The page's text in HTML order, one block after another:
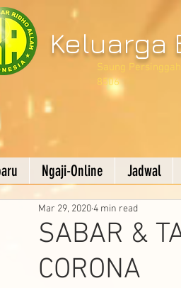
Keluarga
Saung
8506
Ngaji-Online Jadwal
SABAR &
CORONA
Mar 29, 20204 min read